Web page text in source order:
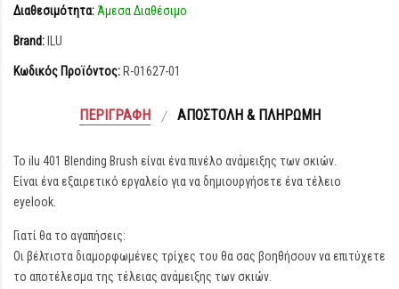
Διαθεσιμότητα: Άμεσα Διαθέσιμο
Brand: ILU
Κωδικός Προϊόντος: R-01627-01
ΠΕΡΙΓΡΑΦΉ ΑΠΟΣΤΟΛΉ & ΠΛΗΡΩΜΉ
Το ilu 401 Blending Brush είναι ένα πινέλο ανάμειξης των σκιών.
Είναι ένα εξαιρετικό εργαλείο για να δημιουργήσετε ένα τέλειο
eyelook.
Γιατί θα το αγαπήσεις:
Οι βέλτιστα διαμορφωμένες τρίχες του θα σας βοηθήσουν να επιτύχετε
το αποτέλεσμα της τέλειας ανάμειξης των σκιών.